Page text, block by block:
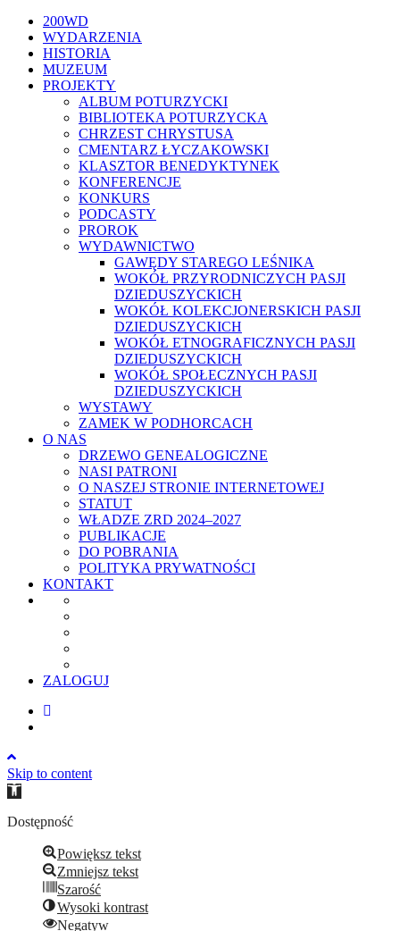
Close
Menu
200WD
WYDARZENIA
HISTORIA
MUZEUM
PROJEKTY
ALBUM POTURZYCKI
BIBLIOTEKA POTURZYCKA
CHRZEST CHRYSTUSA
CMENTARZ ŁYCZAKOWSKI
KLASZTOR BENEDYKTYNEK
KONFERENCJE
KONKURS
PODCASTY
PROROK
WYDAWNICTWO
GAWĘDY STAREGO LEŚNIKA
WOKÓŁ PRZYRODNICZYCH PASJI
DZIEDUSZYCKICH
WOKÓŁ KOLEKCJONERSKICH PASJI
DZIEDUSZYCKICH
WOKÓŁ ETNOGRAFICZNYCH PASJI
DZIEDUSZYCKICH
WOKÓŁ SPOŁECZNYCH PASJI
DZIEDUSZYCKICH
WYSTAWY
ZAMEK W PODHORCACH
O NAS
DRZEWO GENEALOGICZNE
NASI PATRONI
O NASZEJ STRONIE INTERNETOWEJ
STATUT
WŁADZE ZRD 2024–2027
PUBLIKACJE
DO POBRANIA
POLITYKA PRYWATNOŚCI
KONTAKT
ZALOGUJ
Skip to content
Open
Dostępność
Powiększ tekst
Zmniejsz tekst
Szarość
Wysoki kontrast
Negatyw